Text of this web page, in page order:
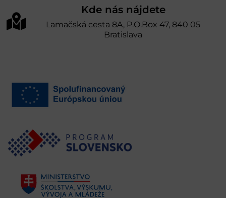
Kde nás nájdete
Lamačská cesta 8A, P.O.Box 47, 840 05
Bratislava